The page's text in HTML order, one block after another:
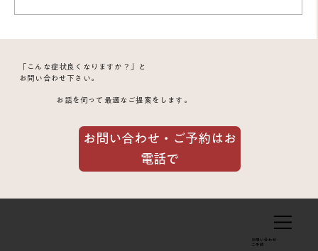
お問い合わせ・ご予約はお
電話で
「こんな症状良くなりますか？」と
お問い合わせ下さい。
お話を伺って最適なご提案をします。
フケアとして効果的｜40代女性の症例
お問い合わせ
​ご予約